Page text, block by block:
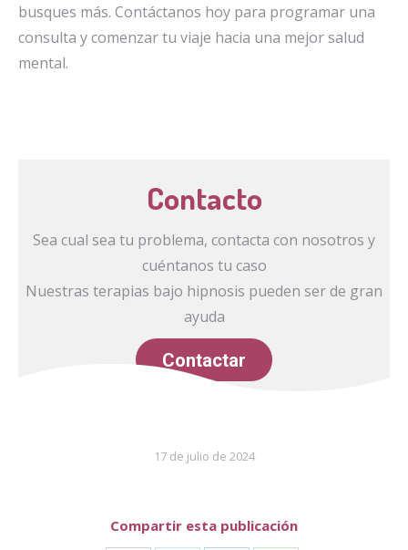
busques más. Contáctanos hoy para programar una
consulta y comenzar tu viaje hacia una mejor salud
mental.
Contacto
Sea cual sea tu problema, contacta con nosotros y
cuéntanos tu caso
Nuestras terapias bajo hipnosis pueden ser de gran
ayuda
Contactar
17 de julio de 2024
Compartir esta publicación